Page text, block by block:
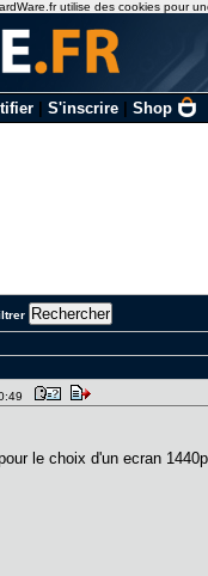
| S'inscrire| Shop
le choix d'un ecran
utilise des cookies pour